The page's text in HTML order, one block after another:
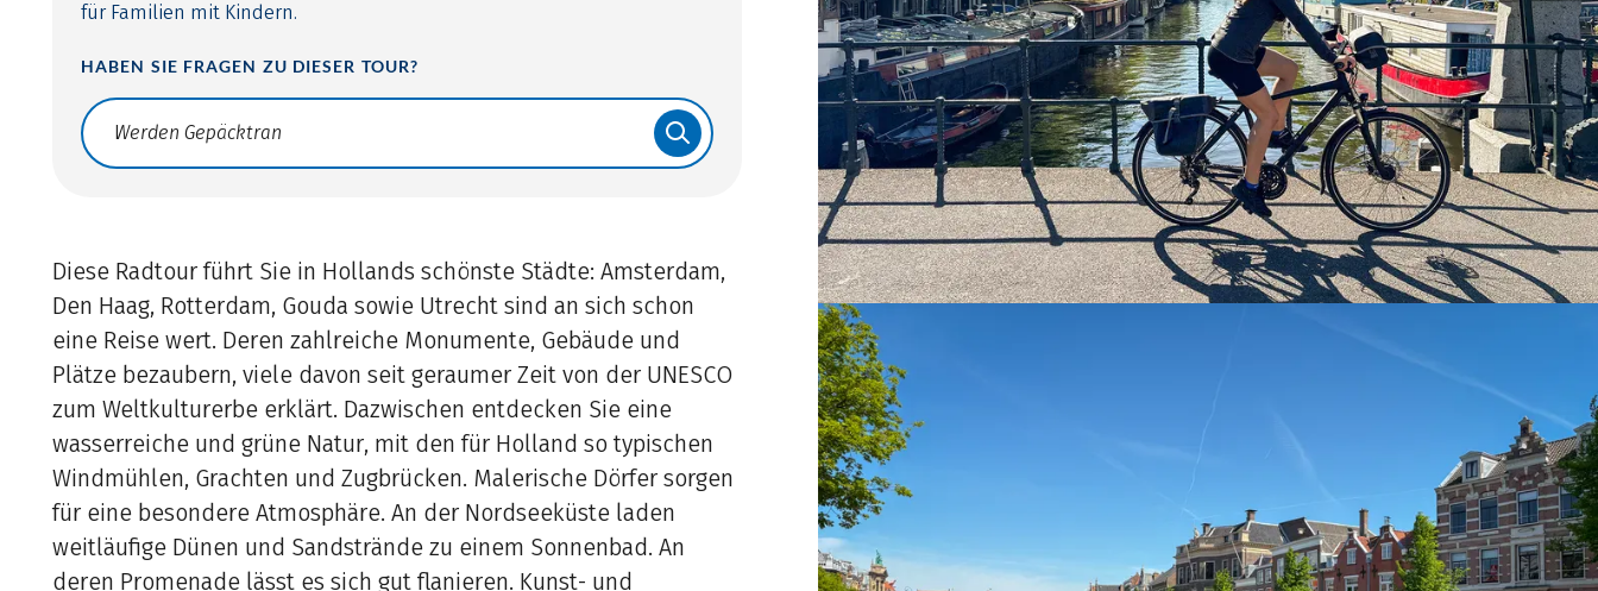
für Familien mit Kindern.
HABEN SIE FRAGEN ZU DIESER TOUR?
Translate: a11y.faq.search
Diese Radtour führt Sie in Hollands schönste Städte: Amsterdam,
Den Haag, Rotterdam, Gouda sowie Utrecht sind an sich schon
eine Reise wert. Deren zahlreiche Monumente, Gebäude und
Plätze bezaubern, viele davon seit geraumer Zeit von der UNESCO
zum Weltkulturerbe erklärt. Dazwischen entdecken Sie eine
wasserreiche und grüne Natur, mit den für Holland so typischen
Windmühlen, Grachten und Zugbrücken. Malerische Dörfer sorgen
für eine besondere Atmosphäre. An der Nordseeküste laden
weitläufige Dünen und Sandstrände zu einem Sonnenbad. An
deren Promenade lässt es sich gut flanieren. Kunst- und